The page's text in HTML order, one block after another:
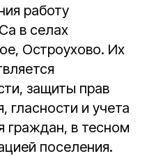
работу
в селах
Остроухово. Их
защиты прав
гласности и учета
граждан, в тесном
поселения.